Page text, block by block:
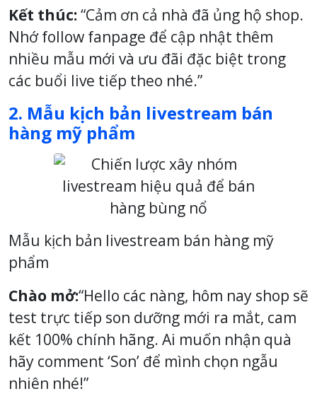
Kết thúc:“Cảm ơn cả nhà đã ủng hộ shop.
Nhớ follow fanpage để cập nhật thêm
nhiều mẫu mới và ưu đãi đặc biệt trong
các buổi live tiếp theo nhé.”
2. Mẫu kịch bản livestream bán
hàng mỹ phẩm
Mẫu kịch bản livestream bán hàng mỹ
phẩm
Chào mở:“Hello các nàng, hôm nay shop sẽ
test trực tiếp son dưỡng mới ra mắt, cam
kết 100% chính hãng. Ai muốn nhận quà
hãy comment ‘Son’ để mình chọn ngẫu
nhiên nhé!”